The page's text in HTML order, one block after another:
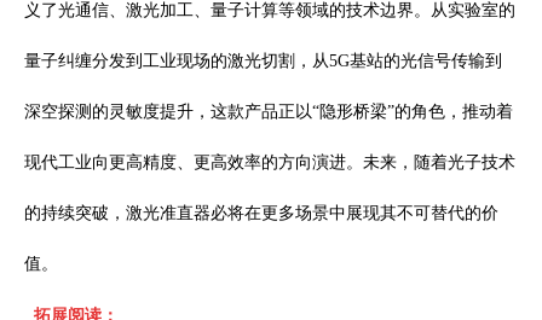
义了光通信、激光加工、量子计算等领域的技术边界。从实验室的
量子纠缠分发到工业现场的激光切割，从5G基站的光信号传输到
深空探测的灵敏度提升，这款产品正以“隐形桥梁”的角色，推动着
现代工业向更高精度、更高效率的方向演进。未来，随着光子技术
的持续突破，激光准直器必将在更多场景中展现其不可替代的价
值。
拓展阅读：